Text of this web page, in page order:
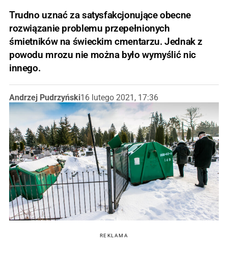
Trudno uznać za satysfakcjonujące obecne
rozwiązanie problemu przepełnionych
śmietników na świeckim cmentarzu. Jednak z
powodu mrozu nie można było wymyślić nic
innego.
Andrzej Pudrzyński16 lutego 2021, 17:36
REKLAMA